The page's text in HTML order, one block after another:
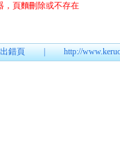
，頁麵刪除或不存在
錯頁|http://